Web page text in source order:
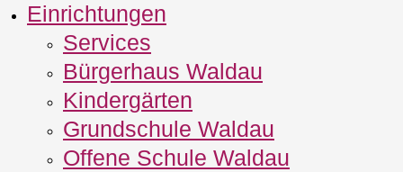
Einrichtungen
Services
Bürgerhaus Waldau
Kindergärten
Grundschule Waldau
Offene Schule Waldau